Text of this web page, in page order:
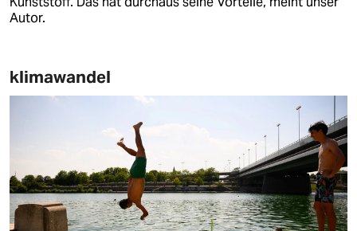
Autor.
klimawandel